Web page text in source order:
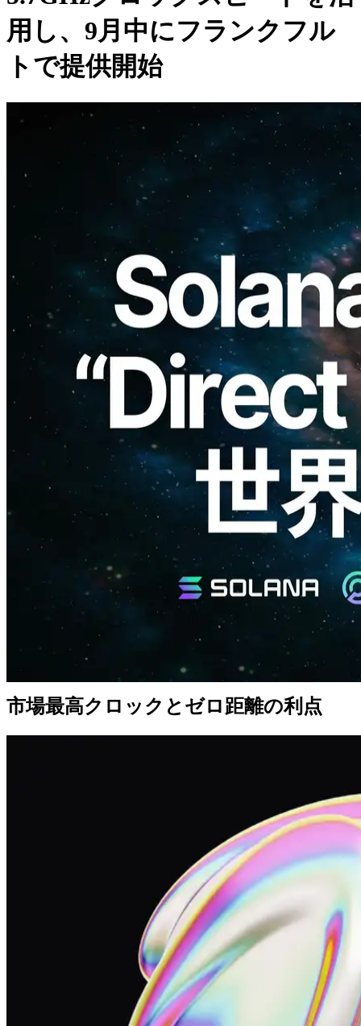
用し、9月中にフランクフル
トで提供開始
ELSOUL LABO B.V.（本社：オランダ・アムステルダム、代
表取締役CEO：川崎文武）と Validators DAO が運営する
ERPC は、新商品「専有 Direct Shreds SUPER」を発表しま
す。初回の提供リージョンはフランクフルトで、9月中に提
供開始予定です。数量限定のため、ただいまよりウェイトリ
スト登録を受け付けます。
日頃より多大なるご支援を賜り、心より御礼申し上げます。
製品概要と位置づけ
専有 Direct Shreds SUPER は、専有 ShredStream エンドポイン
トと SUPER EPYC VPS を組み合わせることで、従来の VPS
製品を大幅に超える性能を実現する新たな選択肢です。
SUPER EPYC VPS は、世界最速クロックスピード 5.7GHz
を誇る AMD EPYC CPU を基盤とし、仮想化環境で Metal
Ryzen と同じクロックスピード帯を提供します。従来の VPS
と比較して、Solana 上の HFT トレードにおいて処理スピー
約3倍の高速化（2.6ms → 0.9ms）を記録しまし
この優位性は ShredStream の通信にも適用され、Metal Ryzen
ほどは必要としない場合でも、ゼロ距離ネットワークと組み
合わせることで最速に近い環境をより手軽に構築できます。
市場最高クロックとゼロ距離の利点